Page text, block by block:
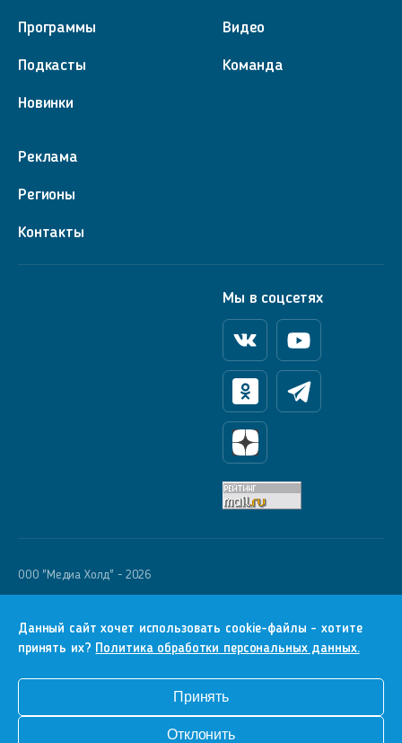
Программы
Подкасты
Новинки
Видео
Команда
Реклама
Регионы
Контакты
Мы в соцсетях
ВконтактеYoutube
ОдноклассникиТелеграм
Яндекс Дзен
OOO "Медиа Холд" - 2026
16+
Информация для правообладателей
Условия
Конфиденциальность
Данный сайт хочет использовать cookie-файлы - хотите
принять их? Политика обработки персональных данных.
Принять
Отклонить